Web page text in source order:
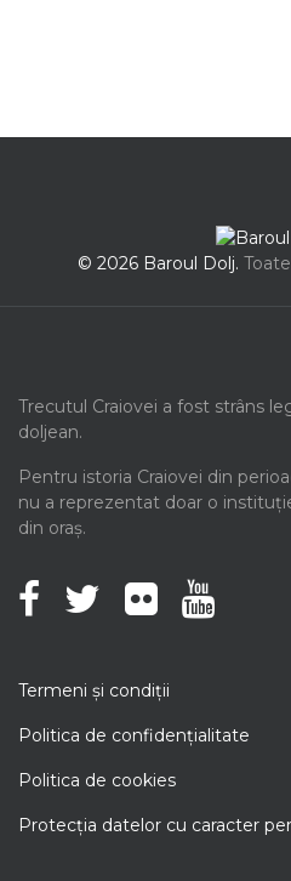
© 2026 Baroul Dolj.
Trecutul Craiovei a fost strâns
doljean.
Pentru istoria Craiovei din
nu a reprezentat doar o
din oraș.
Termeni şi condiţii
Politica de confidenţialitate
Politica de cookies
Protecţia datelor cu caracter